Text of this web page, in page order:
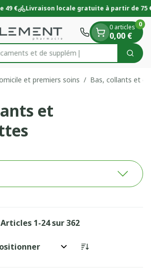
€ Livraison locale gratuite à partir de 75 €
0 articles
0,00 €
0
et premiers soins / Bas, collants et
et
Articles 1-24sur362
par: